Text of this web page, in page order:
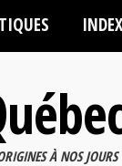
À NOS JOURS